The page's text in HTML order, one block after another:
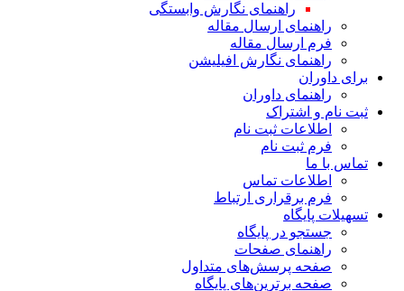
راهنمای نگارش وابستگی
راهنمای ارسال مقاله
فرم ارسال مقاله
راهنمای نگارش افیلیشن
برای داوران
راهنمای داوران
ثبت نام و اشتراک
اطلاعات ثبت نام
فرم ثبت نام
تماس با ما
اطلاعات تماس
فرم برقراری ارتباط
تسهیلات پایگاه
جستجو در پایگاه
راهنمای صفحات
صفحه پرسش‌های متداول
صفحه برترین‌های پایگاه